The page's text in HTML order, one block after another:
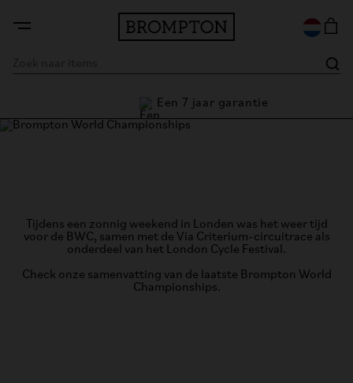
Een 7 jaar garantie
Tijdens een zonnig weekend in Londen was het weer tijd
voor de BWC, samen met de Via Criterium-circuitrace als
onderdeel van het London Cycle Festival.
Check onze samenvatting van de laatste Brompton World
Championships.